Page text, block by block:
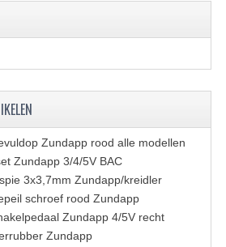
REVISIESETS
TANDWIELEN
UITLATEN EN BOCHTEN
EN KOPPELING
FRAME ONDERDELEN
Zundapp rood alle modellen
Zundapp 3/4/5V BAC
3x3,7mm Zundapp/kreidler
schroef rood Zundapp
Zundapp 4/5V recht
Zundapp